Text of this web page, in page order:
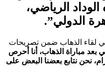
الرياضي،
الدولي”.
لقاء الذهاب ضمن تصريحات
بعد مباراة الذهاب، أنا أحرص
نحن نتابع بعضنا البعض على